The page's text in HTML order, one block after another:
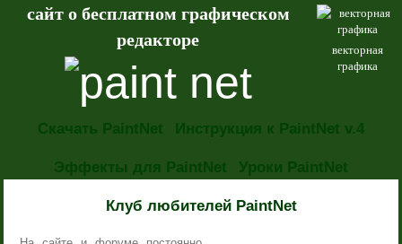
векторная
графика
сайт о бесплатном графическом
редакторе
Скачать PaintNet Инструкция к PaintNet v.4
Эффекты для PaintNet Уроки PaintNet
Клуб любителей PaintNet